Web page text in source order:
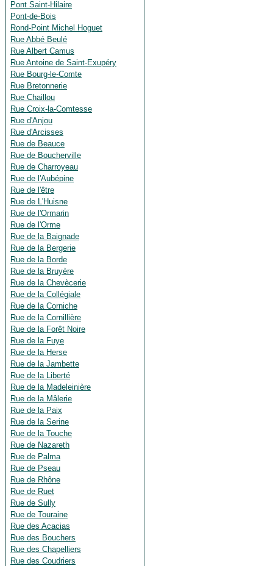
Pont Saint-Hilaire
Pont-de-Bois
Rond-Point Michel Hoguet
Rue Abbé Beulé
Rue Albert Camus
Rue Antoine de Saint-Exupéry
Rue Bourg-le-Comte
Rue Bretonnerie
Rue Chaillou
Rue Croix-la-Comtesse
Rue d'Anjou
Rue d'Arcisses
Rue de Beauce
Rue de Boucherville
Rue de Charroyeau
Rue de l'Aubépine
Rue de l'être
Rue de L'Huisne
Rue de l'Ormarin
Rue de l'Orme
Rue de la Baignade
Rue de la Bergerie
Rue de la Borde
Rue de la Bruyère
Rue de la Chevècerie
Rue de la Collégiale
Rue de la Corniche
Rue de la Cornillière
Rue de la Forêt Noire
Rue de la Fuye
Rue de la Herse
Rue de la Jambette
Rue de la Liberté
Rue de la Madeleinière
Rue de la Mâlerie
Rue de la Paix
Rue de la Serine
Rue de la Touche
Rue de Nazareth
Rue de Palma
Rue de Pseau
Rue de Rhône
Rue de Ruet
Rue de Sully
Rue de Touraine
Rue des Acacias
Rue des Bouchers
Rue des Chapelliers
Rue des Coudriers